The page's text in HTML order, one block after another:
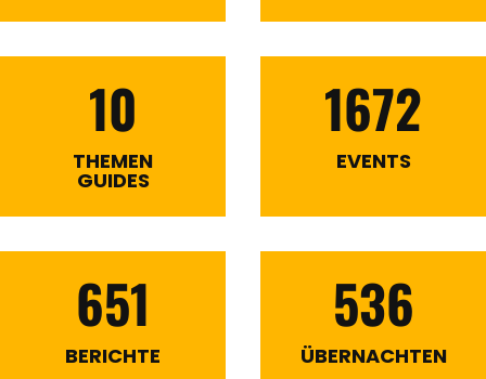
10
THEMEN
GUIDES
1672
EVENTS
651
BERICHTE
536
ÜBERNACHTEN